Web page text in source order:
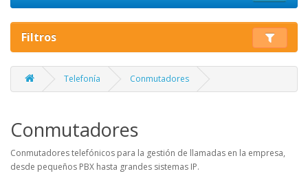
Filtros
Telefonía Conmutadores
Conmutadores
Conmutadores telefónicos para la gestión de llamadas en la empresa,
desde pequeños PBX hasta grandes sistemas IP.